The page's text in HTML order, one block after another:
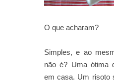
O que acharam?
Simples, e ao
não é? Uma ótima
em casa. Um risoto